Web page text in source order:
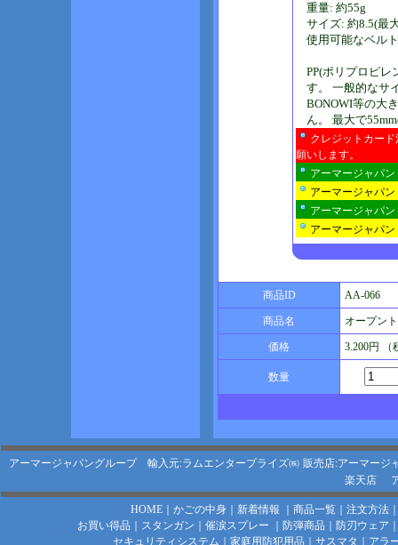
重量: 約55g
サイズ: 約8.5(最
使用可能なベル
PP(ポリプロピ
す。 一般的なサ
BONOWI等の大
ん。 最大で
クレジットカー
願いします。
アーマージャパ
アーマージャパ
アーマージャパ
アーマージャパ
商品ID AA-066
商品名 オープン
価格 3.200円 （
数量
アーマージャパングループ 輸入元:ラムエンタープライズ㈱ 販売店:アーマージ
楽天店
HOME｜ かごの中身｜ 新着情報 商品一覧｜ 注文方法
お買い得品
スタンガン 催涙スプレー 防弾商品 防刃ウェア
セキュリティシステム
家庭用防犯用品 サスマタ アラ